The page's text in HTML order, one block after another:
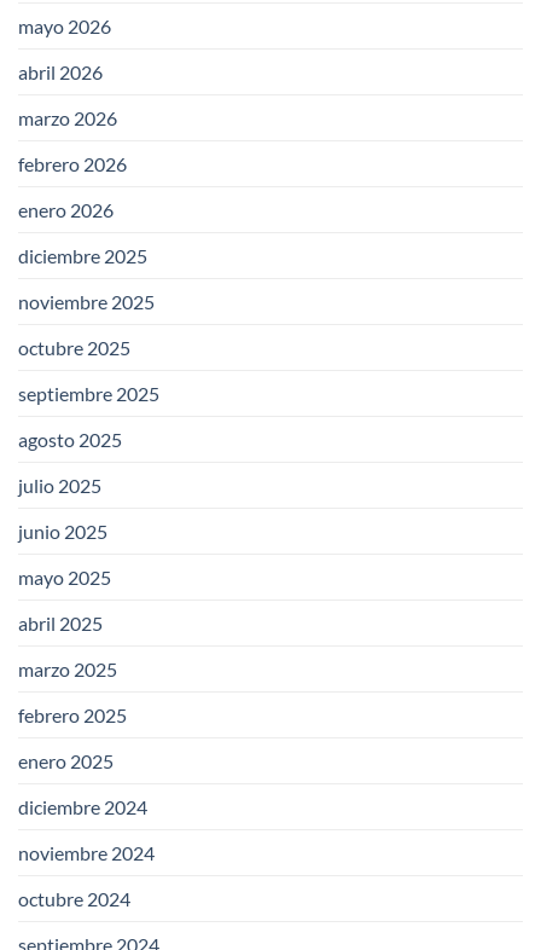
mayo 2026
abril 2026
marzo 2026
febrero 2026
enero 2026
diciembre 2025
noviembre 2025
octubre 2025
septiembre 2025
agosto 2025
julio 2025
junio 2025
mayo 2025
abril 2025
marzo 2025
febrero 2025
enero 2025
diciembre 2024
noviembre 2024
octubre 2024
septiembre 2024